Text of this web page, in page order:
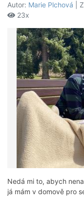
Autor: Marie Plchová |
23x
Nedá mi to, abych
já mám v domově pro